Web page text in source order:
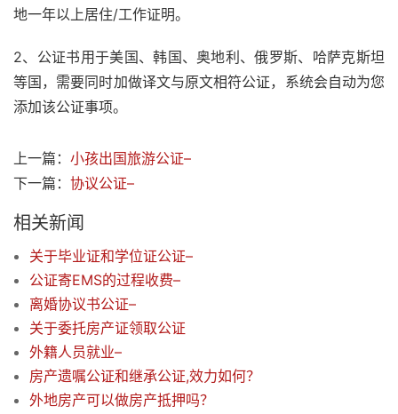
地一年以上居住/工作证明。
2、公证书用于美国、韩国、奥地利、俄罗斯、哈萨克斯坦
等国，需要同时加做译文与原文相符公证，系统会自动为您
添加该公证事项。
上一篇： 小孩出国旅游公证–
下一篇： 协议公证–
相关新闻
关于毕业证和学位证公证–
公证寄EMS的过程收费–
离婚协议书公证–
关于委托房产证领取公证
外籍人员就业–
房产遗嘱公证和继承公证,效力如何？
外地房产可以做房产抵押吗？